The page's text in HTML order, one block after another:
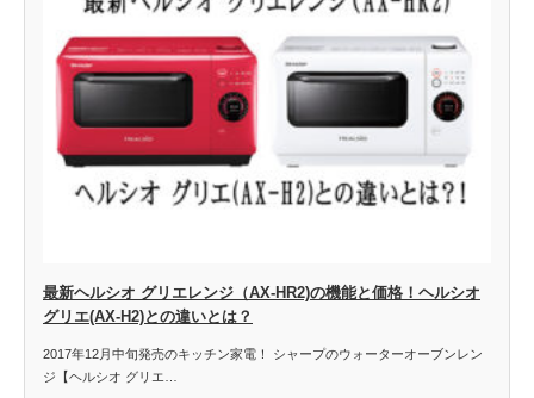
最新ヘルシオ グリエレンジ（AX-HR2)の機能と価格！ヘルシオ
グリエ(AX-H2)との違いとは？
2017年12月中旬発売のキッチン家電！ シャープのウォーターオーブンレン
ジ【ヘルシオ グリエ…